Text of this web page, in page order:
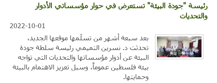
رئيسة "جودة البيئة" تستعرض في حوار مؤسساتي الأدوار
والتحديات
2022-10-01
بعد سبعة أشهر من تسلّمها موقعها الجديد،
تحدثت د. نسرين التميمي رئيسة سلطة جودة
البيئة عن أدوار مؤسساتها والتحديات التي تواجه
بيئة فلسطين عموماً، وسبل تعزيز الاهتمام بالبيئة
وحمايتها.